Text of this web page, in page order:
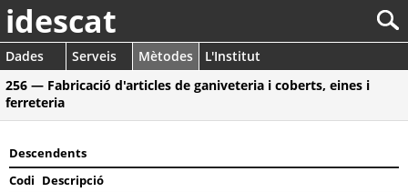
idescat
Dades Serveis Mètodes
L'Institut
256 — Fabricació d'articles de ganiveteria i coberts, eines i
ferreteria
Descendents
Codi Descripció